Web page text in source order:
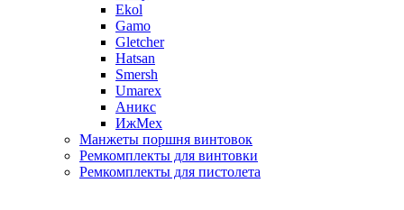
Ekol
Gamo
Gletcher
Hatsan
Smersh
Umarex
Аникс
ИжМех
Манжеты поршня винтовок
Ремкомплекты для винтовки
Ремкомплекты для пистолета